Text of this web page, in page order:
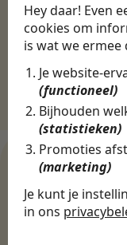
Hey daar! Even
cookies om
is wat we ermee
Je website-
(functioneel)
Bijhouden
(statistieken)
Promoties
(marketing)
Je kunt je
in ons